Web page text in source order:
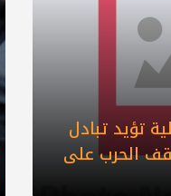
تؤيد تبادل
الحرب على